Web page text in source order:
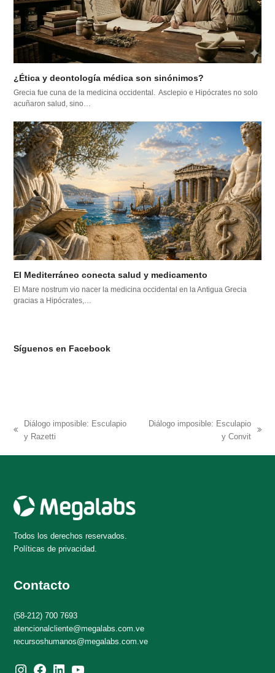
¿Ética y deontología médica son sinónimos?
Grecia fue cuna de la medicina occidental. Asclepio e Hipócrates no solo
acuñaron salud, sino…
El Mediterráneo conecta salud y medicamento
El Mare nostrum vio nacer la medicina occidental en la Antigua Grecia
gracias a Hipócrates,…
Síguenos en Facebook
previous
Diálogo imposible: Esculapio
y Razetti
Diálogo imposible: Esculapio
y Convit
Todos los derechos reservados.
Políticas de privacidad.
Contacto
(58-212) 700 7693
atencionalcliente@megalabs.com.ve
recursoshumanos@megalabs.com.ve
Instagram
Facebook
LinkedIn
YouTube